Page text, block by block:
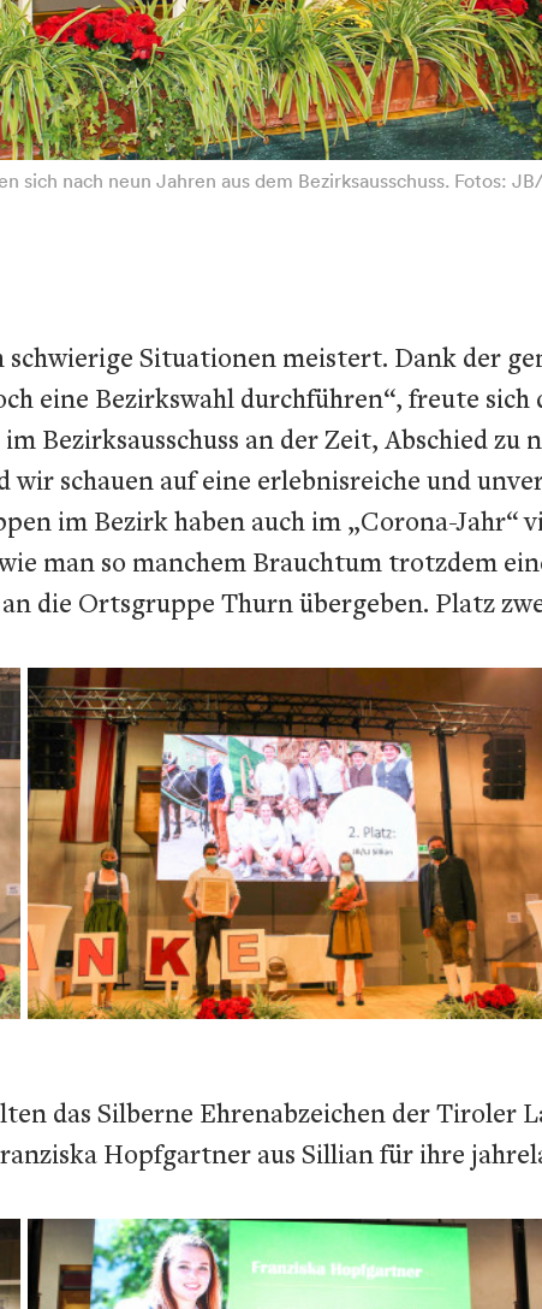
sich nach neun Jahren aus dem Bezirksausschuss. Fotos:
schwierige Situationen meistert. Dank der
eine Bezirkswahl durchführen“, freute
Bezirksausschuss an der Zeit, Abschied zu
schauen auf eine erlebnisreiche und
im Bezirk haben auch im „Corona-Jahr“
man so manchem Brauchtum trotzdem
die Ortsgruppe Thurn übergeben. Platz
das Silberne Ehrenabzeichen der Tiroler
Hopfgartner aus Sillian für ihre